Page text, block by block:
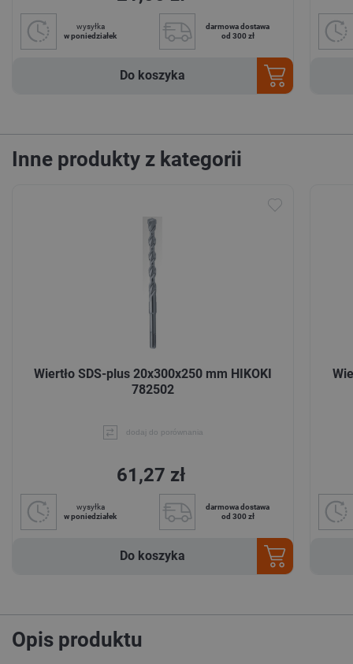
wysyłka
w poniedziałek
darmowa dostawa
od 300 zł
Do koszyka
Inne produkty z kategorii
Wiertło SDS-plus 20x300x250 mm HIKOKI
782502
dodaj do porównania
61,27 zł
wysyłka
w poniedziałek
darmowa dostawa
od 300 zł
Do koszyka
Opis produktu